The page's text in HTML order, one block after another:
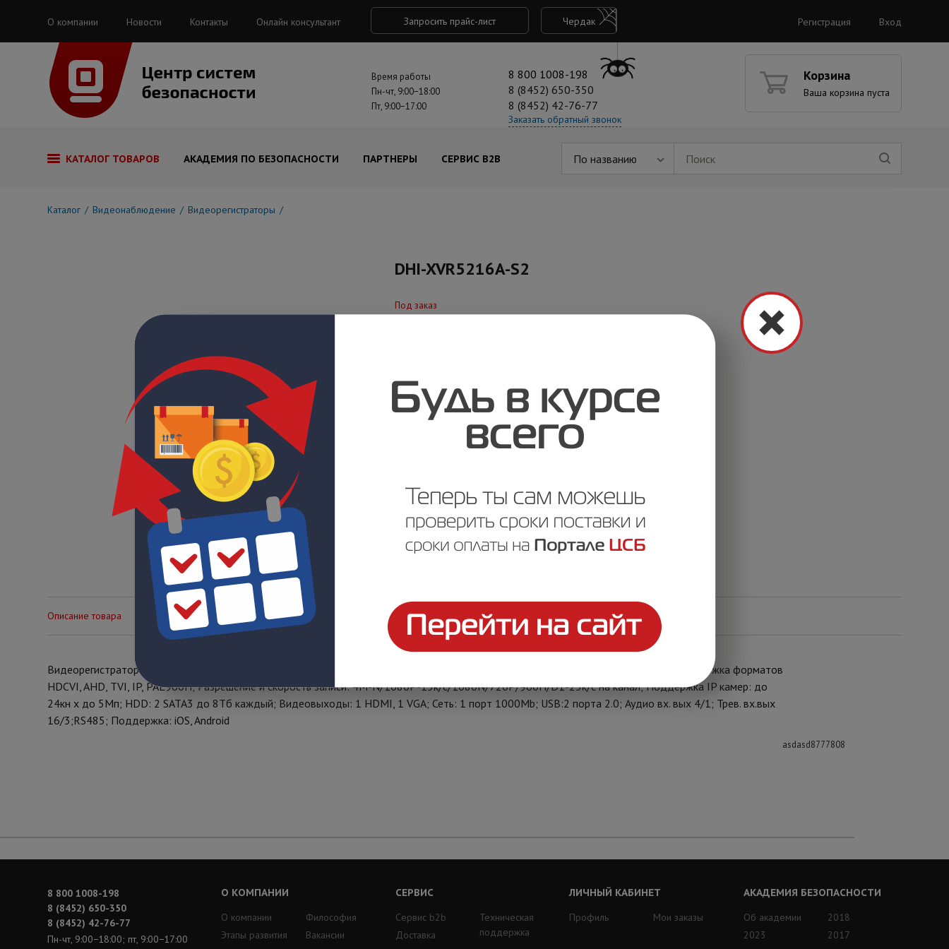
asdasd8777808
О компании Новости Контакты Онлайн консультант Запросить прайс-лист Чердак Регистрация Вход
Время работы
Пн-чт, 9:00−18:00
Пт, 9:00−17:00
8 800 1008-198
8 (8452) 650-350
8 (8452) 42-76-77
Заказать обратный звонок
Корзина
Ваша корзина пуста
КАТАЛОГ ТОВАРОВ АКАДЕМИЯ ПО БЕЗОПАСНОСТИ ПАРТНЕРЫ СЕРВИС B2B По названию
Каталог Видеонаблюдение Видеорегистраторы
DHI-XVR5216A-S2
Под заказ
Описание товара Технические характеристики
Видеорегистратор HDCVI 16-ти канальный мультиформатный 1080P; Поддержкка передачи звука через коаксиальный кабель;Поддержка форматов
HDCVI, AHD, TVI, IP, PAL960H; Разрешение и скорость записи: 4M-N/1080P-15к/с/1080N/720P/960H/D1-25к/с на канал; Поддержка IP камер: до
24кн x до 5Мп; HDD: 2 SATA3 до 8Тб каждый; Видеовыходы: 1 HDMI, 1 VGA; Сеть: 1 порт 1000Mb; USB:2 порта 2.0; Аудио вх. вых 4/1; Трев. вх.вых
16/3;RS485; Поддержка: iOS, Android
8 800 1008-198
8 (8452) 650-350
8 (8452) 42-76-77
Пн-чт, 9:00−18:00; пт, 9:00−17:00
О КОМПАНИИ
О компании
Этапы развития
Философия
Вакансии
СЕРВИС
Сервис b2b
Доставка
Техническая
поддержка
ЛИЧНЫЙ КАБИНЕТ
Профиль
Мои заказы
АКАДЕМИЯ БЕЗОПАСНОСТИ
Об академии
2023
2018
2017